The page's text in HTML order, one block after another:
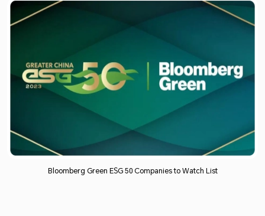
Bloomberg Green ESG 50 Companies to Watch List